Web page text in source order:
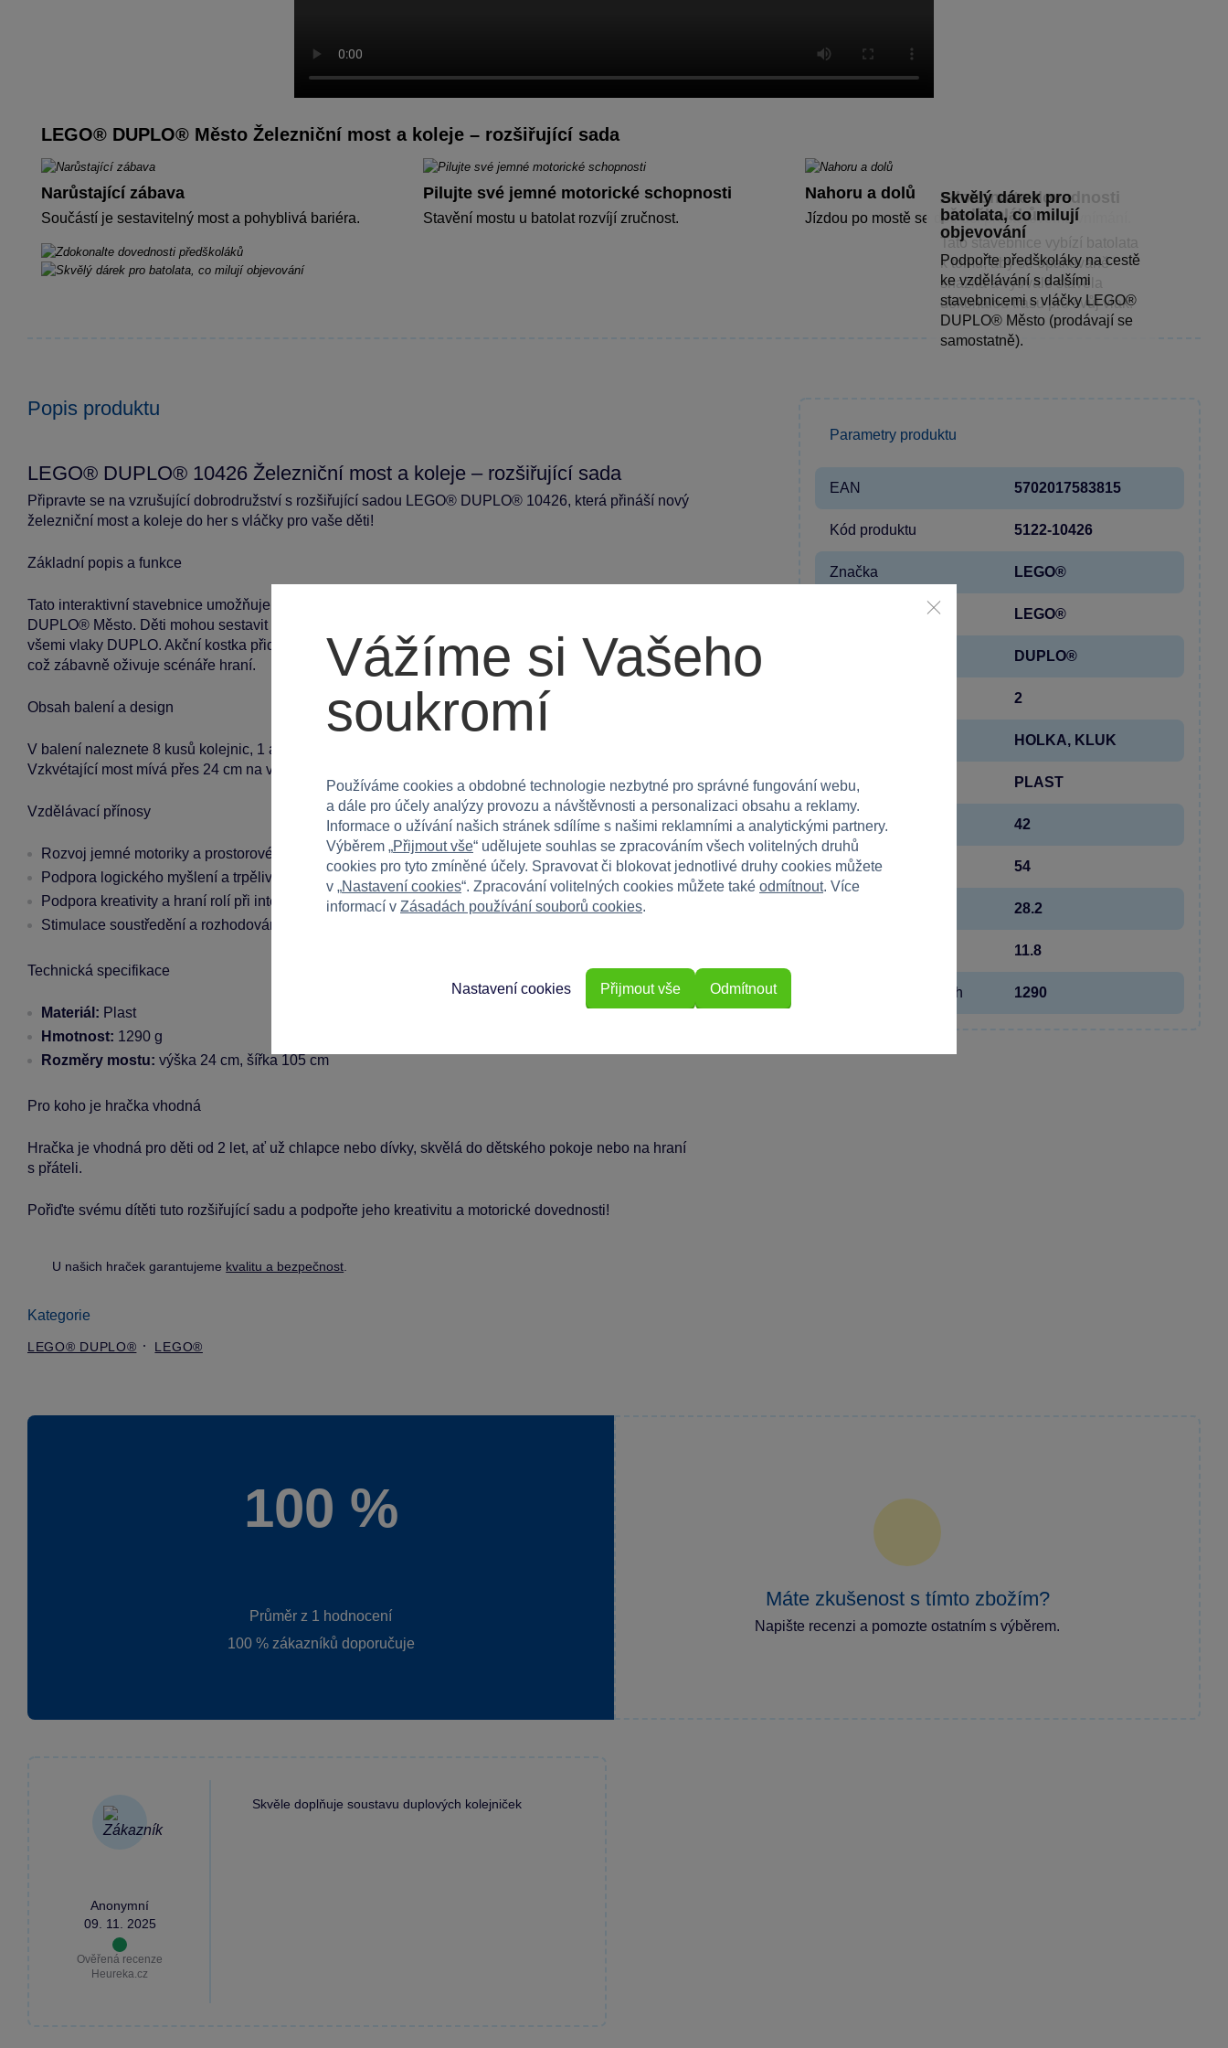
LEGO® DUPLO® Město Železniční most a koleje – rozšiřující sada
Narůstající zábava
Součástí je sestavitelný most a pohyblivá bariéra.
Pilujte své jemné motorické schopnosti
Stavění mostu u batolat rozvíjí zručnost.
Nahoru a dolů
Jízdou po mostě se děti učí prostorovému vnímání.
Zdokonalte dovednosti
předškoláků
Tato stavebnice vybízí batolata
k tomu, aby se opakovaně
snažila a vytrvale stavěla
dokonalou trasu pro svůj vlak.
Skvělý dárek pro
batolata, co milují
objevování
Podpořte předškoláky na cestě
ke vzdělávání s dalšími
stavebnicemi s vláčky LEGO®
DUPLO® Město (prodávají se
samostatně).
Popis produktu
LEGO® DUPLO® 10426 Železniční most a koleje – rozšiřující sada
Připravte se na vzrušující dobrodružství s rozšiřující sadou LEGO® DUPLO® 10426, která přináší nový
železniční most a koleje do her s vláčky pro vaše děti!
Základní popis a funkce
Tato interaktivní stavebnice umožňuje dětem vytvářet vlastní železniční síť a rozšiřovat své stávající LEGO®
DUPLO® Město. Děti mohou sestavit model mostu a použít 8 rovnými délkami kolejí, které jsou kompatibilní se
všemi vlaky DUPLO. Akční kostka přidává zábavné zvuky a interakci, když se vláček blíží k zvedací závoře,
což zábavně oživuje scénáře hraní.
Obsah balení a design
V balení naleznete 8 kusů kolejnic, 1 akční kostku a stavebnici mostu, které jsou vyrobeny z kvalitního plastu.
Vzkvétající most mívá přes 24 cm na výšku a 105 cm na šířku, což nabízí dokonalé proporce pro hraní.
Vzdělávací přínosy
Rozvoj jemné motoriky a prostorového vnímání
Podpora logického myšlení a trpělivosti při tvorbě železniční trasy
Podpora kreativity a hraní rolí při interakci s vláčky
Stimulace soustředění a rozhodování během hraní
Technická specifikace
Materiál: Plast
Hmotnost: 1290 g
Rozměry mostu: výška 24 cm, šířka 105 cm
Pro koho je hračka vhodná
Hračka je vhodná pro děti od 2 let, ať už chlapce nebo dívky, skvělá do dětského pokoje nebo na hraní
s přáteli.
Pořiďte svému dítěti tuto rozšiřující sadu a podpořte jeho kreativitu a motorické dovednosti!
U našich hraček garantujeme kvalitu a bezpečnost
Kategorie
LEGO® DUPLO® LEGO®
Parametry produktu
EAN 5702017583815
Kód produktu 5122-10426
Značka LEGO®
LEGO®
DUPLO®
2
HOLKA, KLUK
Materiál PLAST
Počet dílků 42
Šířka 54
28.2
11.8
Hmotnost v gramech 1290
100 %
Průměr z 1 hodnocení
100 % zákazníků doporučuje
Máte zkušenost s tímto zbožím?
Napište recenzi a pomozte ostatním s výběrem.
Anonymní
09. 11. 2025
Ověřená recenze
Heureka.cz
Skvěle doplňuje soustavu duplových kolejniček
Vážíme si Vašeho
soukromí
Používáme cookies a obdobné technologie nezbytné pro správné fungování webu,
a dále pro účely analýzy provozu a návštěvnosti a personalizaci obsahu a reklamy.
Informace o užívání našich stránek sdílíme s našimi reklamními a analytickými partnery.
Výběrem „Přijmout vše“ udělujete souhlas se zpracováním všech volitelných druhů
cookies pro tyto zmíněné účely. Spravovat či blokovat jednotlivé druhy cookies můžete
v „Nastavení cookies“. Zpracování volitelných cookies můžete také odmítnout. Více
informací v Zásadách používání souborů cookies.
Odmítnout
Nastavení cookies Přijmout vše